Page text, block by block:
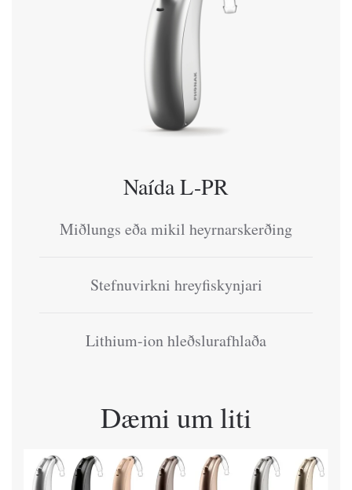
Naída L-PR
Miðlungs eða mikil heyrnarskerðing
Stefnuvirkni hreyfiskynjari
Lithium-ion hleðslurafhlaða
Dæmi um liti